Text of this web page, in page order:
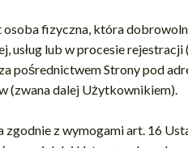
fizyczna, która
usług lub w procesie
pośrednictwem Strony pod
(zwana dalej Użytkownikiem).
zgodnie z wymogami art. 16